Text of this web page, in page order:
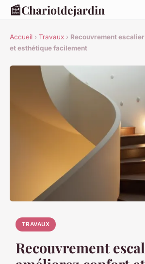
📰Chariotdejardin
Accueil › Travaux › Recouvrement
et esthétique facilement
TRAVAUX
Recouvrement